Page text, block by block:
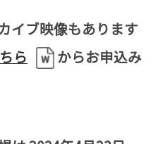
イブ映像もあります
ら
からお申込み